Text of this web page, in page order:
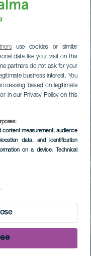
use cookies or similar
data like your visit on this
partners do not ask for your
business interest. You
based on legitimate
in our Privacy Policy on this
content measurement, audience
data, and identification
on a device, Technical